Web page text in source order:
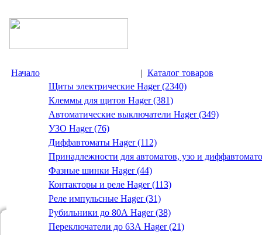
Начало | Каталог товаров
Щиты электрические Hager (2340)
Клеммы для щитов Hager (381)
Автоматические выключатели Hager (349)
УЗО Hager (76)
Диффавтоматы Hager (112)
Принадлежности для автоматов, узо и
Фазные шинки Hager (44)
Контакторы и реле Hager (113)
Реле импульсные Hager (31)
Рубильники до 80А Hager (38)
Переключатели до 63А Hager (21)